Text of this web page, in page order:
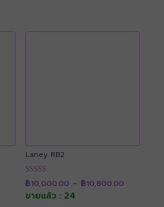
฿17,500.00
through
Laney RB2
ให้คะแนน
4.91
ตั้งแต่ 1-5
฿10,000.00 – ฿10,800.00range:
ขายแล้ว : 24